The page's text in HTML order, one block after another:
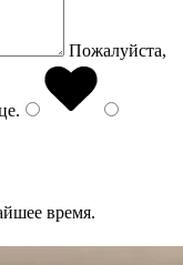
Пожалуйста,
.
время.